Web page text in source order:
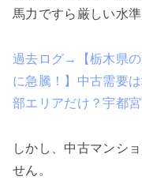
馬力ですら厳しい水
過去ログ→【栃木県
に急騰！】中古需要
部エリアだけ？宇都
しかし、中古マンシ
せん。